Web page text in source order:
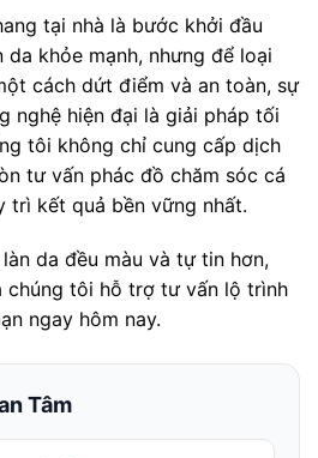
tại nhà là bước khởi đầu
khỏe mạnh, nhưng để loại
cách dứt điểm và an toàn, sự
nghệ hiện đại là giải pháp tối
tôi không chỉ cung cấp dịch
tư vấn phác đồ chăm sóc cá
trì kết quả bền vững nhất.
da đều màu và tự tin hơn,
chúng tôi hỗ trợ tư vấn lộ trình
ngay hôm nay.
Tâm